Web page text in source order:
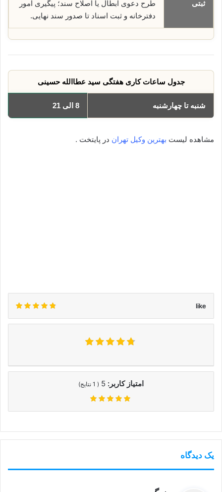
ثبتی
طرح دعوی ابطال یا اصلاح سند؛ پیگیری امور
دفترخانه و ثبت اسناد تا صدور سند نهایی.
جدول ساعات کاری هفتگی سید عطاالله حسینی
شنبه تا چهارشنبه 8 الی 21
مشاهده لیست بهترین وکیل تهران در پایتخت .
like
امتیاز کاربر: 5
(
1 نتایج)
یک دیدگاه